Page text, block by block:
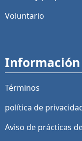
Voluntario
Términos
política de
Aviso de prácticas